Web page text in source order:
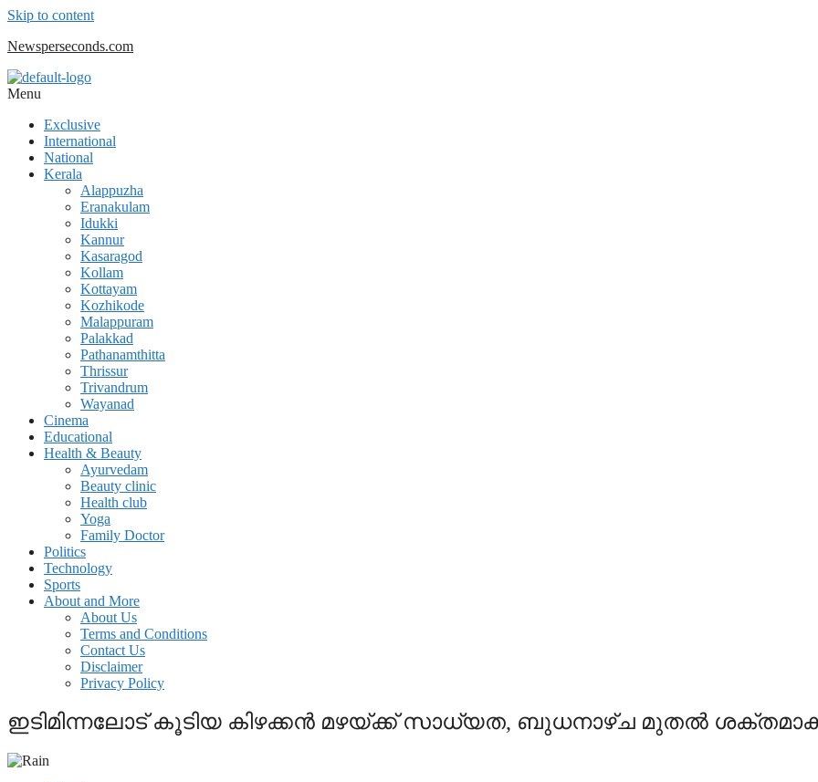
Skip to content
Newsperseconds.com
Menu
Exclusive
International
National
Kerala
Alappuzha
Eranakulam
Idukki
Kannur
Kasaragod
Kollam
Kottayam
Kozhikode
Malappuram
Palakkad
Pathanamthitta
Thrissur
Trivandrum
Wayanad
Cinema
Educational
Health & Beauty
Ayurvedam
Beauty clinic
Health club
Yoga
Family Doctor
Politics
Technology
Sports
About and More
About Us
Terms and Conditions
Contact Us
Disclaimer
Privacy Policy
ഇടിമിന്നലോട് കൂടിയ കിഴക്കന്‍ മഴയ്ക്ക് സാധ്യത, ബുധനാഴ്ച മുതല്‍